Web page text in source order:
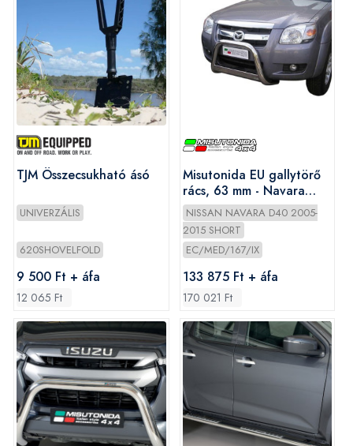
TJM Összecsukható ásó
UNIVERZÁLIS
620SHOVELFOLD
9 500 Ft + áfa
12 065 Ft
Misutonida EU gallytörő
rács, 63 mm - Navara
2005-
NISSAN NAVARA D40 2005-
2015 SHORT
EC/MED/167/IX
133 875 Ft + áfa
170 021 Ft